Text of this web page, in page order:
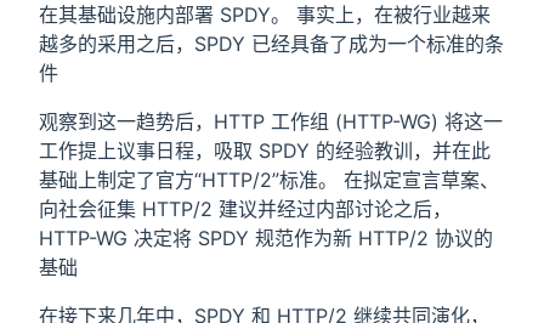
在其基础设施内部署 SPDY。 事实上，在被行业越来
越多的采用之后，SPDY 已经具备了成为一个标准的条
件
观察到这一趋势后，HTTP 工作组 (HTTP-WG) 将这一
工作提上议事日程，吸取 SPDY 的经验教训，并在此
基础上制定了官方“HTTP/2”标准。 在拟定宣言草案、
向社会征集 HTTP/2 建议并经过内部讨论之后，
HTTP-WG 决定将 SPDY 规范作为新 HTTP/2 协议的
基础
在接下来几年中，SPDY 和 HTTP/2 继续共同演化，